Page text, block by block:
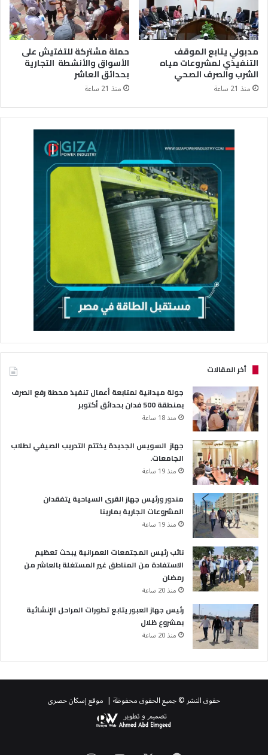
مدبولي يتابع الموقف
التنفيذي لمشروعات مياه
الشرب والصرف الصحي
منذ 21 ساعة
حملة مشتركة للتفتيش على
الأسواق والأنشطة التجارية
بحدائق العاشر
منذ 21 ساعة
أخر المقالات
جولة ميدانية لمتابعة أعمال تنفيذ محطة رفع الصرف
بمنطقة 500 فدان بحدائق أكتوبر
منذ 18 ساعة
جهاز السويس الجديدة يختتم التدريب الصيفي لطلاب
الجامعات.
منذ 19 ساعة
مندور ورئيس جهاز القرى السياحية يتفقدان
المشروعات الجارية بمارينا
منذ 19 ساعة
نائب رئيس المجتمعات العمرانية يبحث تعظيم
الاستفادة من المناطق غير المستغلة بالعاشر من
رمضان
منذ 20 ساعة
رئيس جهاز العبور يتابع تطورات المراحل الإنشائية
بمشروع ظلال
منذ 20 ساعة
حقوق النشر © جميع الحقوق محفوظة | موقع إسكان حصرى